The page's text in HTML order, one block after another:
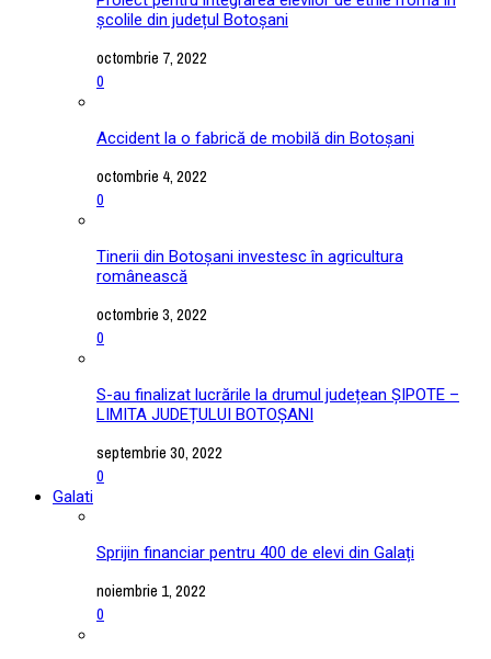
școlile din județul Botoșani
octombrie 7, 2022
0
Accident la o fabrică de mobilă din Botoșani
octombrie 4, 2022
0
Tinerii din Botoșani investesc în agricultura
românească
octombrie 3, 2022
0
S-au finalizat lucrările la drumul județean ȘIPOTE –
LIMITA JUDEȚULUI BOTOȘANI
septembrie 30, 2022
0
Galati
Sprijin financiar pentru 400 de elevi din Galați
noiembrie 1, 2022
0